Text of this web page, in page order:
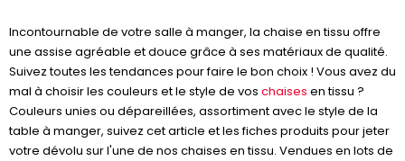
Incontournable de votre salle à manger, la chaise en tissu offre
une assise agréable et douce grâce à ses matériaux de qualité.
Suivez toutes les tendances pour faire le bon choix ! Vous avez du
mal à choisir les couleurs et le style de vos chaises en tissu ?
Couleurs unies ou dépareillées, assortiment avec le style de la
table à manger, suivez cet article et les fiches produits pour jeter
votre dévolu sur l'une de nos chaises en tissu. Vendues en lots de